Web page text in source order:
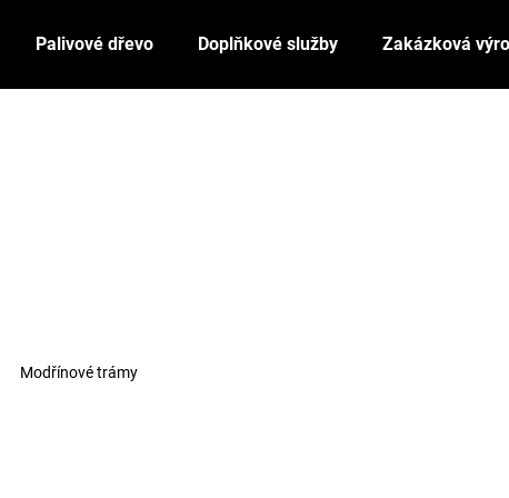
Palivové dřevo Doplňkové služby Zakázková
Modřínové trámy